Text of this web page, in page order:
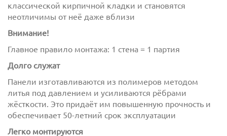
сполитикой обработки персональных данных
ознакомлен(-а) и даюсогласиена обработку
персональных данных
политикой конфиденциальности
ознакомлен(-а)
классической кирпичной кладки и становятся
неотличимы от неё даже вблизи
Внимание!
Главное правило монтажа: 1 стена = 1 партия
Долго служат
Панели изготавливаются из полимеров методом
литья под давлением и усиливаются рёбрами
жёсткости. Это придаёт им повышенную прочность и
обеспечивает 50-летний срок эксплуатации
Легко монтируются